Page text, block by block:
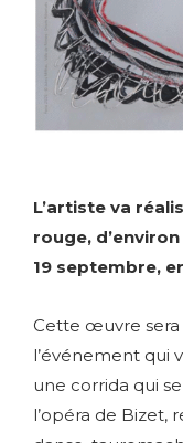
L’artiste va
rouge,
19 septembre,
Cette œuvre sera
l’événement qui
une corrida qui
l’opéra de Bizet,